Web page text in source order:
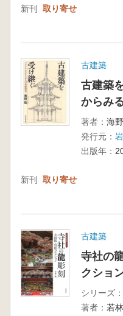
新刊 取り寄せ
古建築
古建築
からみ
著者： 海
発行元：
出版年：
新刊 取り寄せ
古建築
寺社の
クショ
シリーズ：
著者： 若